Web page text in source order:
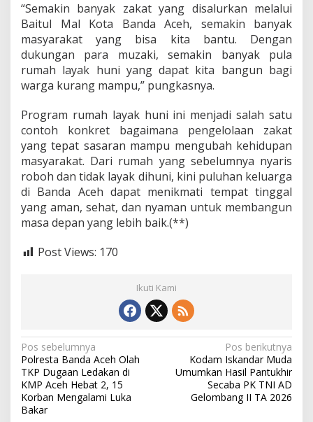
“Semakin banyak zakat yang disalurkan melalui
Baitul Mal Kota Banda Aceh, semakin banyak
masyarakat yang bisa kita bantu. Dengan
dukungan para muzaki, semakin banyak pula
rumah layak huni yang dapat kita bangun bagi
warga kurang mampu,” pungkasnya.
Program rumah layak huni ini menjadi salah satu
contoh konkret bagaimana pengelolaan zakat
yang tepat sasaran mampu mengubah kehidupan
masyarakat. Dari rumah yang sebelumnya nyaris
roboh dan tidak layak dihuni, kini puluhan keluarga
di Banda Aceh dapat menikmati tempat tinggal
yang aman, sehat, dan nyaman untuk membangun
masa depan yang lebih baik.(**)
Post Views: 170
Ikuti Kami
N
a
v
i
Pos sebelumnya
Polresta Banda Aceh Olah
TKP Dugaan Ledakan di
KMP Aceh Hebat 2, 15
Korban Mengalami Luka
Bakar
Pos berikutnya
Kodam Iskandar Muda
Umumkan Hasil Pantukhir
Secaba PK TNI AD
Gelombang II TA 2026